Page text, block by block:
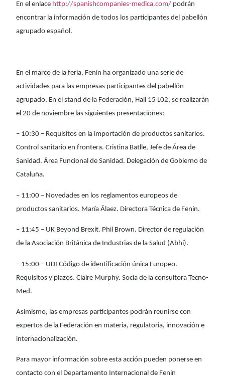
En el enlace http://spanishcompanies-medica.com/ podrán
encontrar la información de todos los participantes del pabellón
agrupado español.
En el marco de la feria, Fenin ha organizado una serie de
actividades para las empresas participantes del pabellón
agrupado. En el stand de la Federación, Hall 15 L02, se realizarán
el 20 de noviembre las siguientes presentaciones:
– 10:30 – Requisitos en la importación de productos sanitarios.
Control sanitario en frontera. Cristina Batlle, Jefe de Área de
Sanidad. Área Funcional de Sanidad. Delegación de Gobierno de
Cataluña.
– 11:00 – Novedades en los reglamentos europeos de
productos sanitarios. María Álaez. Directora Técnica de Fenin.
– 11:45 – UK Beyond Brexit. Phil Brown. Director de regulación
de la Asociación Británica de Industrias de la Salud (Abhi).
– 15:00 – UDI Código de identificación única Europeo.
Requisitos y plazos. Claire Murphy. Socia de la consultora Tecno-
Med.
Asimismo, las empresas participantes podrán reunirse con
expertos de la Federación en materia, regulatoria, innovación e
internacionalización.
Para mayor información sobre esta acción pueden ponerse en
contacto con el Departamento Internacional de Fenin